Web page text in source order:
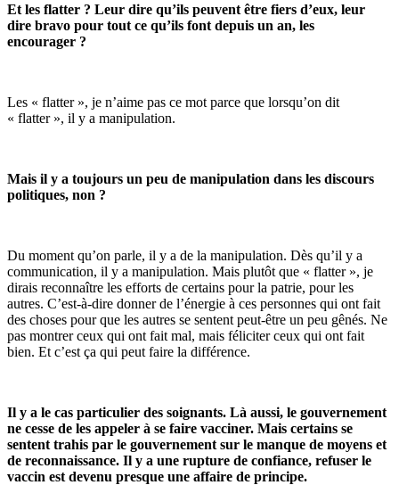
Et les flatter ? Leur dire qu’ils peuvent être fiers d’eux, leur
dire bravo pour tout ce qu’ils font depuis un an, les
encourager ?
Les « flatter », je n’aime pas ce mot parce que lorsqu’on dit
« flatter », il y a manipulation.
Mais il y a toujours un peu de manipulation dans les discours
politiques, non ?
Du moment qu’on parle, il y a de la manipulation. Dès qu’il y a
communication, il y a manipulation. Mais plutôt que « flatter », je
dirais reconnaître les efforts de certains pour la patrie, pour les
autres. C’est-à-dire donner de l’énergie à ces personnes qui ont fait
des choses pour que les autres se sentent peut-être un peu gênés. Ne
pas montrer ceux qui ont fait mal, mais féliciter ceux qui ont fait
bien. Et c’est ça qui peut faire la différence.
Il y a le cas particulier des soignants. Là aussi, le gouvernement
ne cesse de les appeler à se faire vacciner. Mais certains se
sentent trahis par le gouvernement sur le manque de moyens et
de reconnaissance. Il y a une rupture de confiance, refuser le
vaccin est devenu presque une affaire de principe.